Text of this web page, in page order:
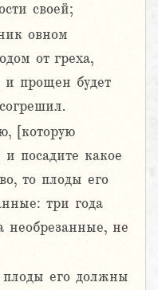
своей;
овном
от греха,
прощен будет
[которую
и посадите какое
то плоды его
три года
необрезанные, не
плоды его должны